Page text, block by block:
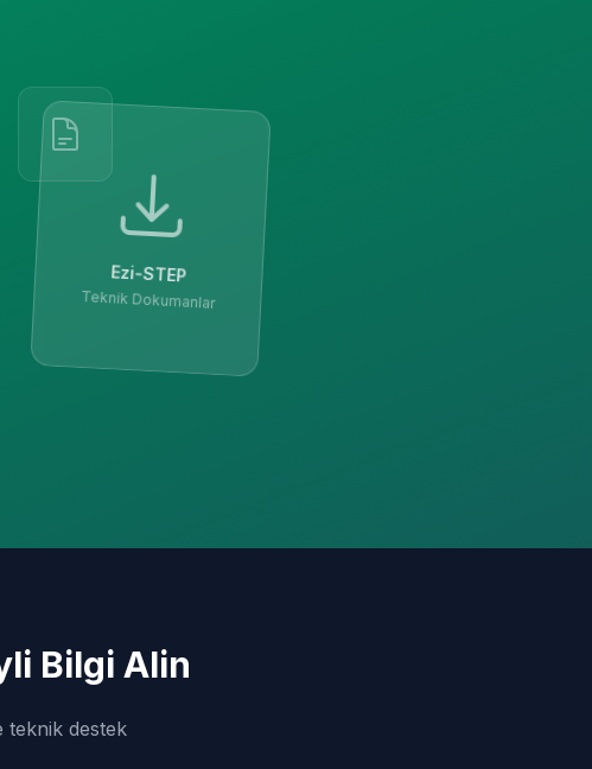
Ezi-STEP
Teknik Dokumanlar
Bilgi Alin
teknik destek